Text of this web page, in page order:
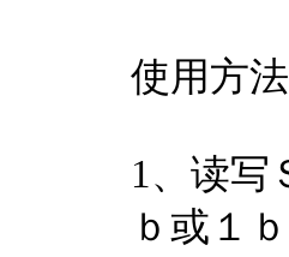
使用方法
1、读写
ｂ或１ｂ